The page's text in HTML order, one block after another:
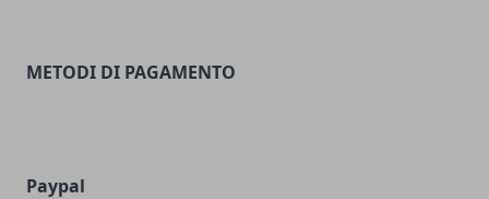
METODI DI PAGAMENTO
Paypal